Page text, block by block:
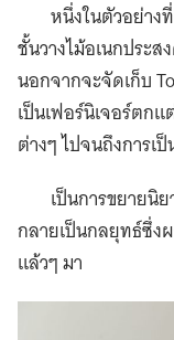
หนึ่งในตัวอย่าง
ชั้นวางไม้อเนกประ
นอกจากจะจัดเก็บ
เป็นเฟอร์นิเจอร์ตกแ
ต่างๆ ไปจนถึงการเ
เป็นการขยายนิ
กลายเป็นกลยุทธ์ซึ่ง
แล้วๆ มา